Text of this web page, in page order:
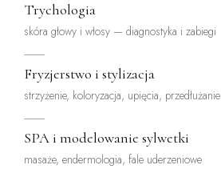
Trychologia
skóra głowy i włosy — diagnostyka i zabiegi
Fryzjerstwo i stylizacja
strzyżenie, koloryzacja, upięcia, przedłużanie
SPA i modelowanie sylwetki
masaże, endermologia, fale uderzeniowe